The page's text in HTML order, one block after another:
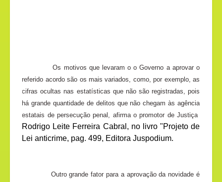
Os motivos que levaram o o Governo a aprovar o
referido acordo são os mais variados, como, por exemplo, as
cifras ocultas nas estatísticas que não são registradas, pois
há grande quantidade de delitos que não chegam às agência
estatais de persecução penal, afirma o promotor de Justiça
Rodrigo Leite Ferreira Cabral, no livro "Projeto de
Lei anticrime, pag. 499, Editora Juspodium.
Outro grande fator para a aprovação da novidade é